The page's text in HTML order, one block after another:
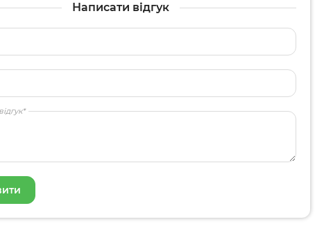
Написати відгук